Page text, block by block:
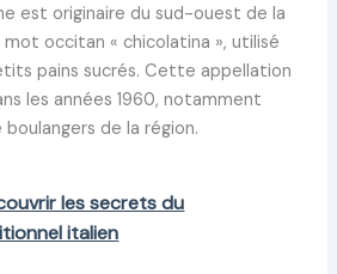
est originaire du sud-ouest de la
occitan « chicolatina », utilisé
pains sucrés. Cette appellation
les années 1960, notamment
de la région.
les secrets du
italien